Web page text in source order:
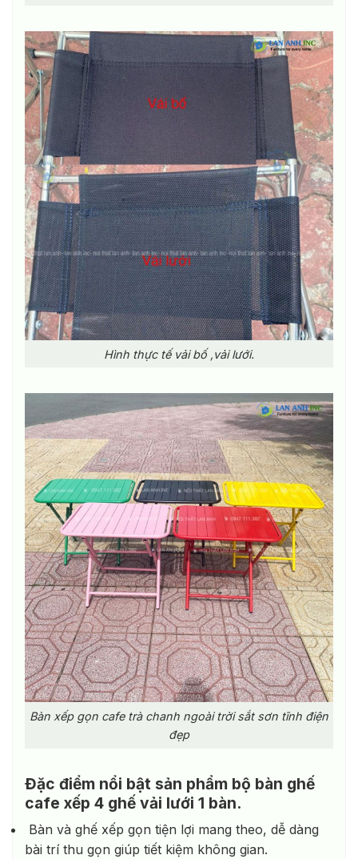
Hình thực tế vải bố ,vải lưới.
Bàn xếp gọn cafe trà chanh ngoài trời sắt sơn tĩnh điện
đẹp
Đặc điểm nổi bật sản phẩm bộ bàn ghế
cafe xếp 4 ghế vải lưới 1 bàn.
Bàn và ghế xếp gọn tiện lợi mang theo, dễ dàng
bài trí thu gọn giúp tiết kiệm không gian.